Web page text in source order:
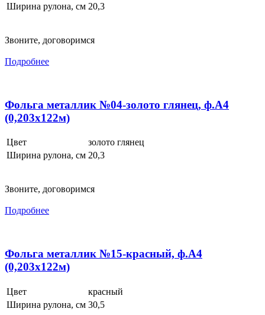
Ширина рулона, см 20,3
Звоните, договоримся
Подробнее
Фольга металлик №04-золото глянец, ф.А4
(0,203x122м)
Цвет
золото глянец
Ширина рулона, см 20,3
Звоните, договоримся
Подробнее
Фольга металлик №15-красный, ф.А4
(0,203x122м)
Цвет
красный
Ширина рулона, см 30,5